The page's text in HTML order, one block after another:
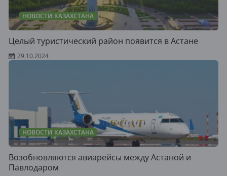
НОВОСТИ КАЗАХСТАНА
Целый туристический район появится в Астане
29.10.2024
НОВОСТИ КАЗАХСТАНА
Возобновляются авиарейсы между Астаной и
Павлодаром